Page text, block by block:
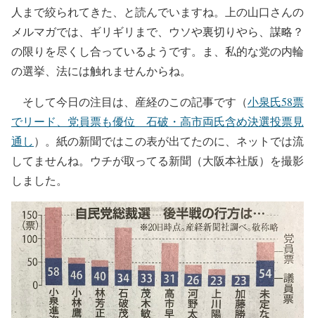
人まで絞られてきた、と読んでいますね。上の山口さんの
メルマガでは、ギリギリまで、ウソや裏切りやら、謀略？
の限りを尽くし合っているようです。ま、私的な党の内輪
の選挙、法には触れませんからね。
そして今日の注目は、産経のこの記事です（小泉氏58票
でリード、党員票も優位 石破・高市両氏含め決選投票見
通し）。紙の新聞ではこの表が出てたのに、ネットでは流
してませんね。ウチが取ってる新聞（大阪本社版）を撮影
しました。